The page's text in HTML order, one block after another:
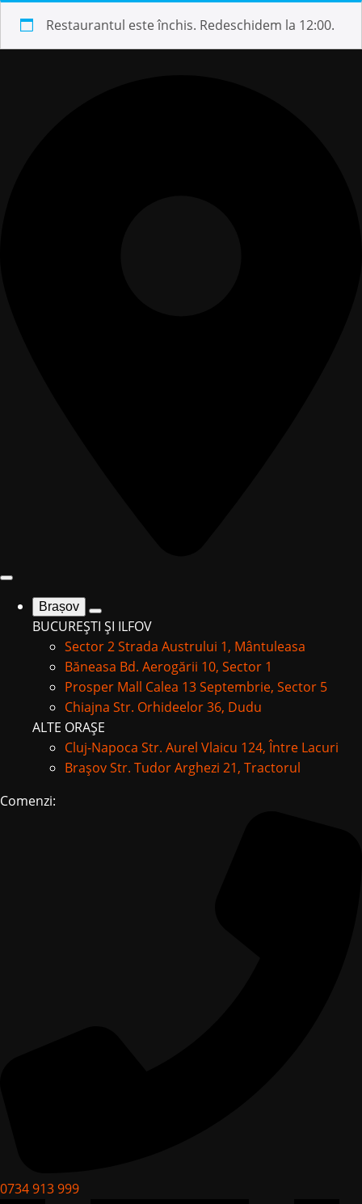
Restaurantul este închis. Redeschidem la 12:00.
Brașov
BUCUREȘTI ȘI ILFOV
Sector 2Strada Austrului 1, Mântuleasa
Băneasa Bd. Aerogării 10, Sector 1
Prosper Mall Calea 13 Septembrie, Sector 5
Chiajna Str. Orhideelor 36, Dudu
ALTE ORAȘE
Cluj-Napoca Str. Aurel Vlaicu 124, Între Lacuri
BrașovStr. Tudor Arghezi 21, Tractorul
Comenzi:
0734 913 999